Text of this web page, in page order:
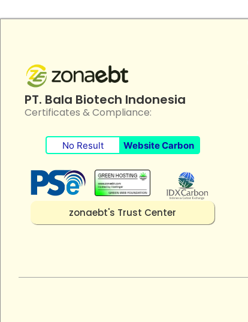
PT. Bala Biotech Indonesia
Certificates & Compliance:
No Result Website Carbon
zonaebt's Trust Center